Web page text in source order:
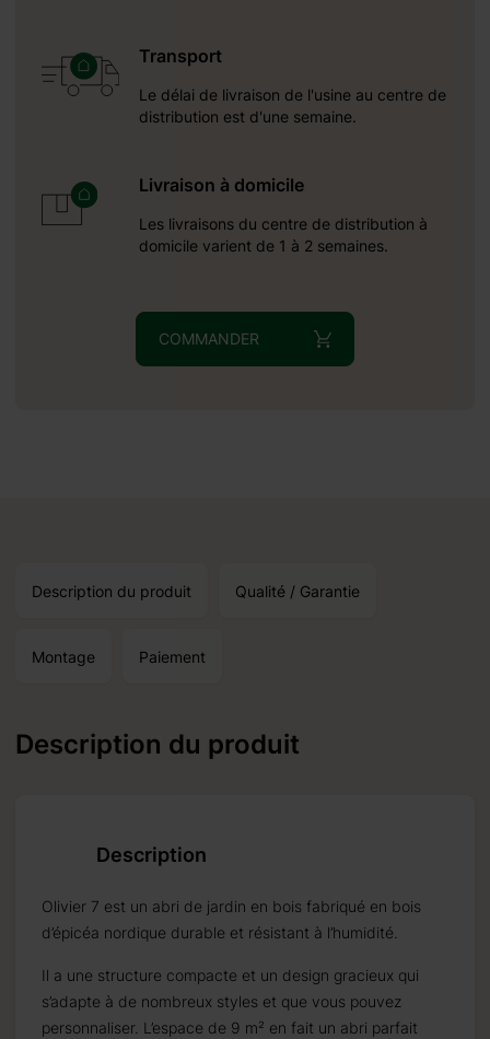
Transport
Le délai de livraison de l'usine au centre de
distribution est d'une semaine.
Livraison à domicile
Les livraisons du centre de distribution à
domicile varient de 1 à 2 semaines.
COMMANDER
Description du produit Qualité / Garantie
Montage Paiement
Description du produit
Description
Olivier 7 est un abri de jardin en bois fabriqué en bois
d’épicéa nordique durable et résistant à l’humidité.
Il a une structure compacte et un design gracieux qui
s’adapte à de nombreux styles et que vous pouvez
personnaliser. L’espace de 9 m² en fait un abri parfait